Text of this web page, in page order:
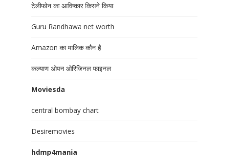
टेलीफोन का आविष्कार किसने किया
Guru Randhawa net worth
Amazon का मालिक कौन है
कल्याण ओपन ओरिजिनल फाइनल
Moviesda
central bombay chart
Desiremovies
hdmp4mania